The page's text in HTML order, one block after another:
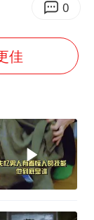
烟头引起
收150元
36岁男演员成景区NPC后人气爆棚
民书》
落泪
人民的健康、体质、幸福一脉相承
0
佳